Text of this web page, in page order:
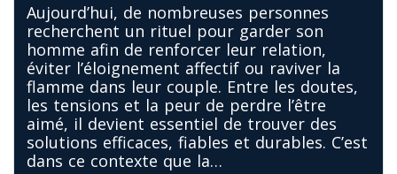
Aujourd’hui, de nombreuses personnes
recherchent un rituel pour garder son
homme afin de renforcer leur relation,
éviter l’éloignement affectif ou raviver la
flamme dans leur couple. Entre les doutes,
les tensions et la peur de perdre l’être
aimé, il devient essentiel de trouver des
solutions efficaces, fiables et durables. C’est
dans ce contexte que la…